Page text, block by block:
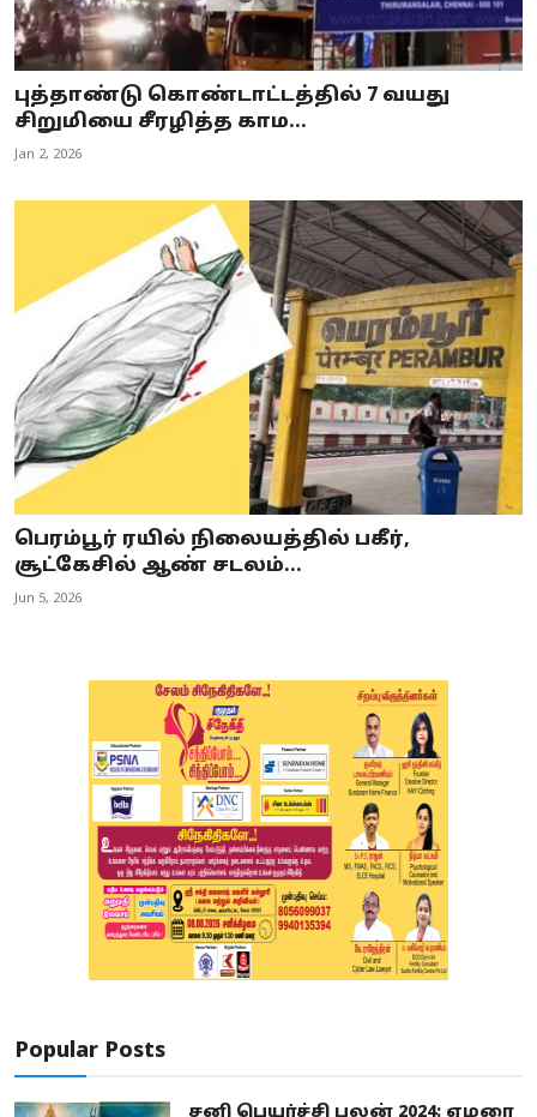
புத்தாண்டு கொண்டாட்டத்தில் 7 வயது
சிறுமியை சீரழித்த காம...
Jan 2, 2026
பெரம்பூர் ரயில் நிலையத்தில் பகீர்,
சூட்கேசில் ஆண் சடலம்...
Jun 5, 2026
Popular Posts